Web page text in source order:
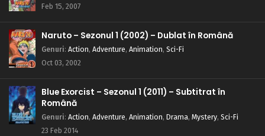
Nisipului: Aliații frunzei
Eps 125 - Shinobi ai Nisipului: Aliații frunzei - 28 August,
2025
Naruto – Sezonul 1 Episodul 124 – Bestia
dinăuntru
Eps 124 - Bestia dinăuntru - 28 August, 2025
Feb 15, 2007
Naruto – Sezonul 1 (2002) – Dublat în Română
Genuri: Action, Adventure, Animation, Sci-Fi
Oct 03, 2002
Blue Exorcist – Sezonul 1 (2011) – Subtitrat în
Română
Genuri: Action, Adventure, Animation, Drama, Mystery, Sci-Fi
23 Feb 2014